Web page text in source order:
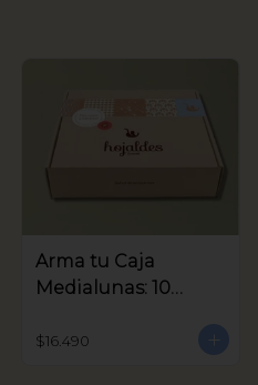
Arma tu Caja
Medialunas: 10
$16.490